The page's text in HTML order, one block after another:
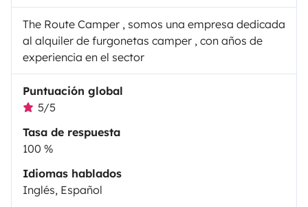
The Route Camper , somos una empresa dedicada
al alquiler de furgonetas camper , con años de
experiencia en el sector
Puntuación global
5/5
Tasa de respuesta
100 %
Idiomas hablados
Inglés, Español